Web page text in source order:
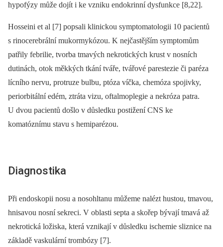
hypofýzy může dojít i ke vzniku endokrinní dysfunkce [8,22].
Hosseini et al [7] popsali klinickou symptomatologii 10 pacientů
s rinocerebrální mukormykózou. K nejčastějším symptomům
patřily febrilie, tvorba tmavých nekrotických krust v nosních
dutinách, otok měkkých tkání tváře, tvářové pare­stezie či paréza
lícního nervu, protruze bulbu, ptóza víčka, chemóza spojivky,
periorbitální edém, ztráta vizu, oftalmoplegie a nekróza patra.
U dvou pacientů došlo v důsledku postižení CNS ke
komatóznímu stavu s hemiparézou.
Diagnostika
Při endoskopii nosu a nosohltanu můžeme nalézt hustou, tmavou,
hnisavou nosní sekreci. V oblasti septa a skořep bývají tmavá až
nekrotická ložiska, která vznikají v důsledku ischemie sliznice na
základě vaskulární trombózy [7].